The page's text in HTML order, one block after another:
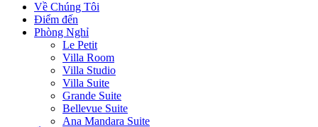
Về Chúng Tôi
Điểm đến
Phòng Nghỉ
Le Petit
Villa Room
Villa Studio
Villa Suite
Grande Suite
Bellevue Suite
Ana Mandara Suite